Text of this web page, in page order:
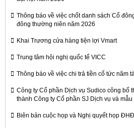
Thông báo về việc chốt danh sách Cổ
đông thường niên năm 2026
Khai Trương cửa hàng tiện lợi Vmart
Trung tâm hội nghị quốc tế VICC
Thông báo về việc chi trả tiền cổ tức năm
Công ty Cổ phần Dịch vụ Sudico công bố
thành Công ty Cổ phần SJ Dịch vụ và mẫu
Biên bản cuộc họp và Nghị quyết họp